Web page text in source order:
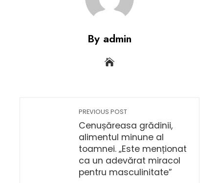
By admin
PREVIOUS POST
Cenușăreasa grădinii,
alimentul minune al
toamnei. „Este menționat
ca un adevărat miracol
pentru masculinitate”